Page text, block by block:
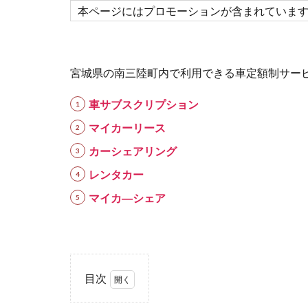
本ページにはプロモーションが含まれています
宮城県の南三陸町内で利用できる車定額制サー
車サブスクリプション
マイカーリース
カーシェアリング
レンタカー
マイカ―シェア
目次